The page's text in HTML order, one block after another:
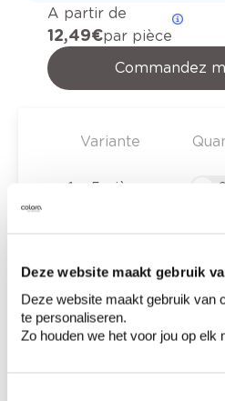
Deze website maakt gebruik
Deze website maakt gebruik van
te personaliseren.
Zo houden we het voor jou op elk
A partir de
12,49 €par pièce
Commandez
Variante
1 x 5 pièces
Prix total